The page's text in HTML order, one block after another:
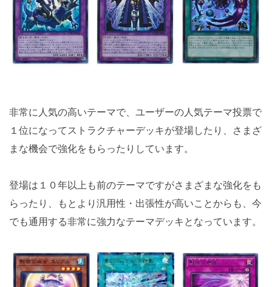
非常に人気の高いテーマで、ユーザーの人気テーマ投票で
１位になってストラクチャーデッキが登場したり、さまざ
まな機会で強化をもらったりしています。
登場は１０年以上も前のテーマですがさまざまな強化をも
らったり、もとより汎用性・出張性が高いことからも、今
でも通用する非常に強力なテーマデッキとなっています。